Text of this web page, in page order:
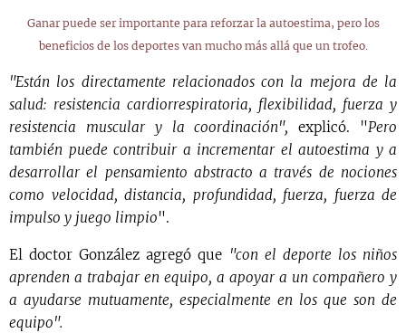
Ganar puede ser importante para reforzar la autoestima, pero los
beneficios de los deportes van mucho más allá que un trofeo.
"Están los directamente relacionados con la mejora de la
salud: resistencia cardiorrespiratoria, flexibilidad, fuerza y
resistencia muscular y la coordinación", explicó. "Pero
también puede contribuir a incrementar el autoestima y a
desarrollar el pensamiento abstracto a través de nociones
como velocidad, distancia, profundidad, fuerza, fuerza de
impulso y juego limpio".
El doctor González agregó que "con el deporte los niños
aprenden a trabajar en equipo, a apoyar a un compañero y
a ayudarse mutuamente, especialmente en los que son de
equipo".